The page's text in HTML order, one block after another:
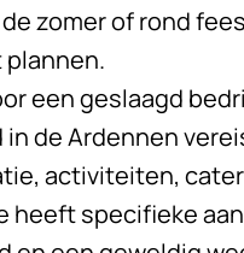
zomer of rond
een geslaagd
de Ardennen
activiteiten,
heeft specifieke